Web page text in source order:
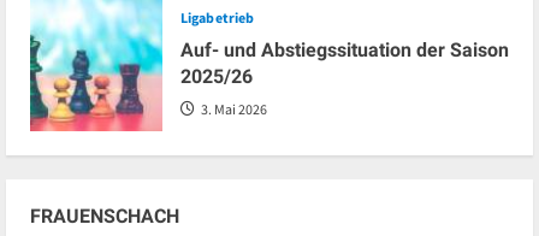
Ligabetrieb
Auf- und Abstiegssituation der Saison
2025/26
3. Mai 2026
FRAUENSCHACH